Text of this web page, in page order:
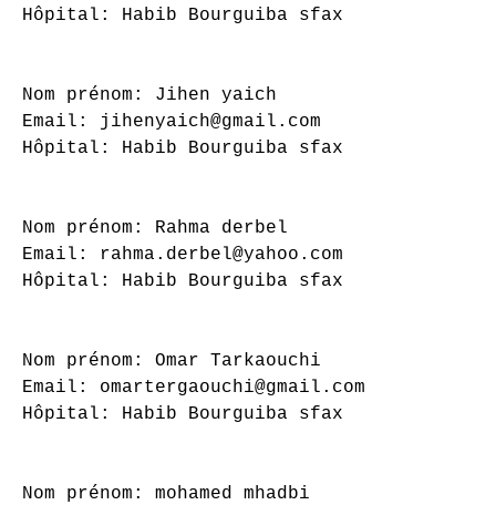
Hôpital: Habib Bourguiba sfax
Nom prénom: Jihen yaich
Email: jihenyaich@gmail.com
Hôpital: Habib Bourguiba sfax
Nom prénom: Rahma derbel
Email: rahma.derbel@yahoo.com
Hôpital: Habib Bourguiba sfax
Nom prénom: Omar Tarkaouchi
Email: omartergaouchi@gmail.com
Hôpital: Habib Bourguiba sfax
Nom prénom: mohamed mhadbi